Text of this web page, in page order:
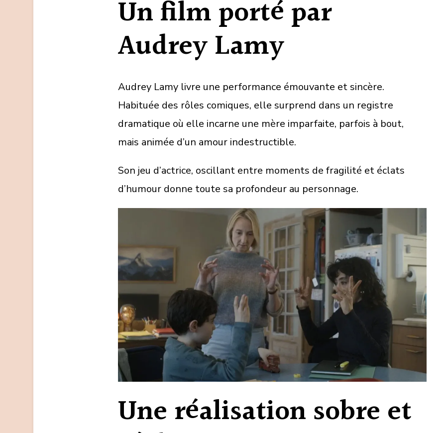
Un film porté par
Audrey Lamy
Audrey Lamy livre une performance émouvante et sincère.
Habituée des rôles comiques, elle surprend dans un registre
dramatique où elle incarne une mère imparfaite, parfois à bout,
mais animée d’un amour indestructible.
Son jeu d’actrice, oscillant entre moments de fragilité et éclats
d’humour donne toute sa profondeur au personnage.
Une réalisation sobre et